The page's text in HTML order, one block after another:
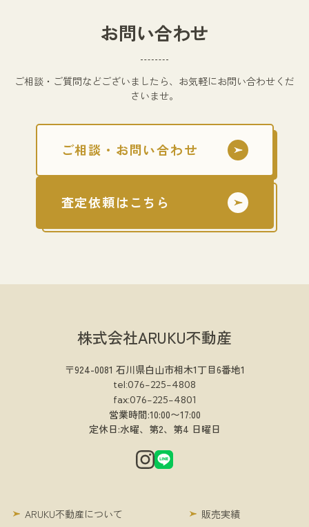
お問い合わせ
ご相談・ご質問などございましたら、お気軽にお問い合わせくだ
さいませ。
ご相談・お問い合わせ
査定依頼はこちら
株式会社ARUKU不動産
〒924-0081 石川県白山市相木1丁目6番地1
tel:076-225-4808
fax:076-225-4801
営業時間:10:00〜17:00
定休日:水曜、第2、第4 日曜日
ARUKU不動産について 販売実績